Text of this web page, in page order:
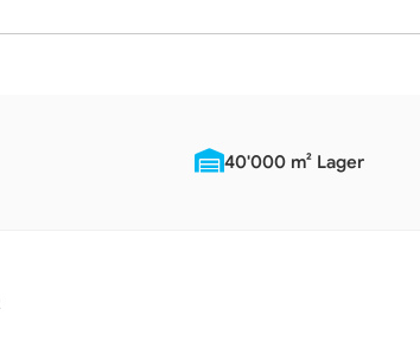
40'000 m² Lager